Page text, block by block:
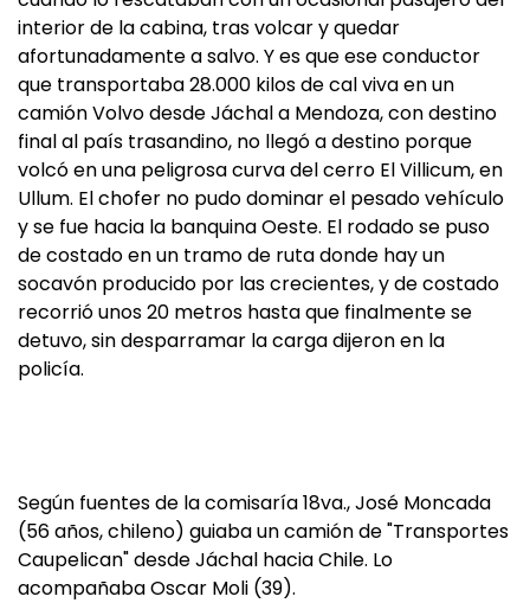
interior de la cabina, tras volcar y quedar
afortunadamente a salvo. Y es que ese conductor
que transportaba 28.000 kilos de cal viva en un
camión Volvo desde Jáchal a Mendoza, con destino
final al país trasandino, no llegó a destino porque
volcó en una peligrosa curva del cerro El Villicum, en
Ullum. El chofer no pudo dominar el pesado vehículo
y se fue hacia la banquina Oeste. El rodado se puso
de costado en un tramo de ruta donde hay un
socavón producido por las crecientes, y de costado
recorrió unos 20 metros hasta que finalmente se
detuvo, sin desparramar la carga dijeron en la
policía.
Según fuentes de la comisaría 18va., José Moncada
(56 años, chileno) guiaba un camión de "Transportes
Caupelican" desde Jáchal hacia Chile. Lo
acompañaba Oscar Moli (39).